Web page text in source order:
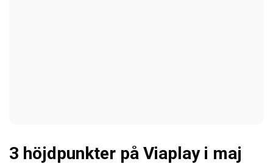
3 höjdpunkter på Viaplay i maj